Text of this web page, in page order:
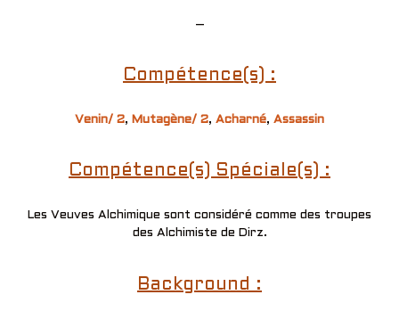
–
Compétence(s) :
Venin/ 2, Mutagène/ 2, Acharné, Assassin
Compétence(s) Spéciale(s) :
Les Veuves Alchimique sont considéré comme des troupes
des Alchimiste de Dirz.
Background :